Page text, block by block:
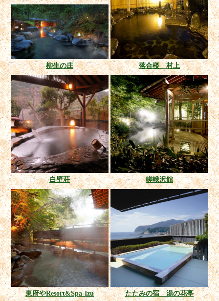
柳生の庄 落合楼 村上
白壁荘 嵯峨沢館
東府やResort&Spa-Izu たたみの宿 湯の花亭